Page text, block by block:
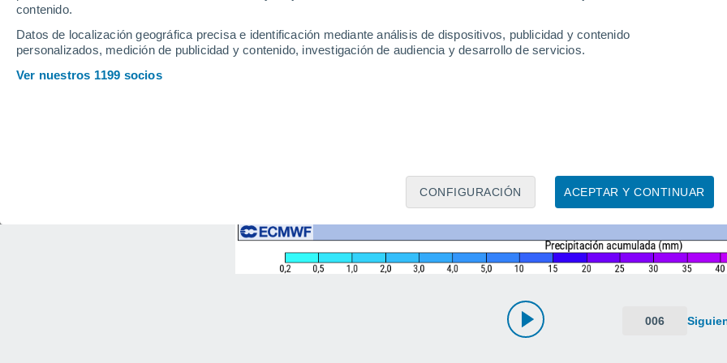
contenido.
Datos de localización geográfica precisa e identificación mediante análisis de dispositivos, publicidad y contenido
personalizados, medición de publicidad y contenido, investigación de audiencia y desarrollo de servicios.
Ver nuestros 1199 socios
ACEPTAR Y CONTINUAR
CONFIGURACIÓN
006